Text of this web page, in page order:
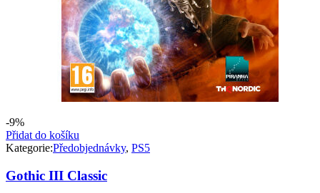
-9%
Přidat do košíku
Kategorie:Předobjednávky, PS5
Gothic III Classic